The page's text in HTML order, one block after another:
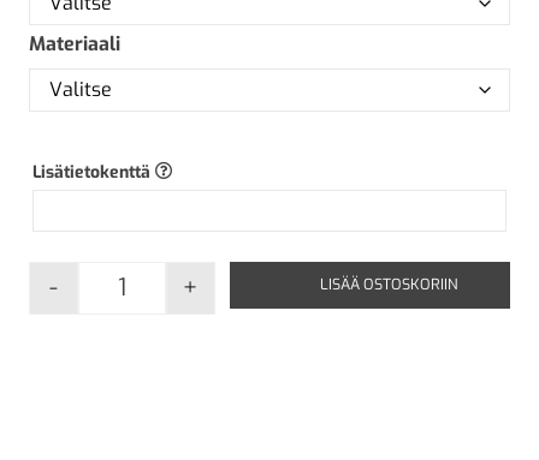
Materiaali
Lisätietokenttä
H4 Etäisyys kohteeseen - "xx (k)m" määrä
- + LISÄÄ OSTOSKORIIN